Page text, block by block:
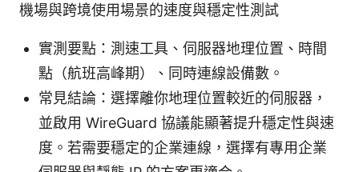
機場與跨境使用場景的速度與穩定性測試
實測要點：測速工具、伺服器地理位置、時間
點（航班高峰期）、同時連線設備數。
常見結論：選擇離你地理位置較近的伺服器，
並啟用 WireGuard 協議能顯著提升穩定性與速
度。若需要穩定的企業連線，選擇有專用企業